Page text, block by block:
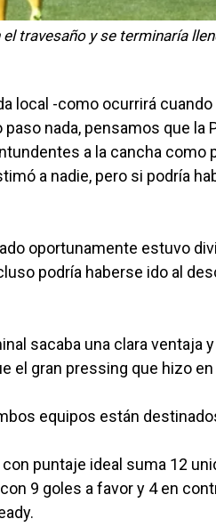
travesaño y se terminaría
local -como ocurrirá cuando
nada, pensamos que
a la cancha como
a nadie, pero si podría
oportunamente estuvo
podría haberse ido al
sacaba una clara ventaja
el gran pressing que hizo
equipos están
puntaje ideal suma 12
9 goles a favor y 4 en